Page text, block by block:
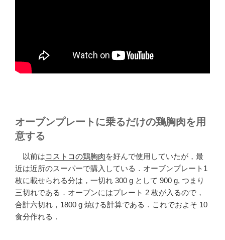
オーブンプレートに乗るだけの鶏胸肉を用
意する
以前はコストコの鶏胸肉を好んで使用していたが，最
近は近所のスーパーで購入している．オーブンプレート1
枚に載せられる分は，一切れ 300 g として 900 g, つまり
三切れである．オーブンにはプレート 2 枚が入るので，
合計六切れ，1800 g 焼ける計算である．これでおよそ 10
食分作れる．